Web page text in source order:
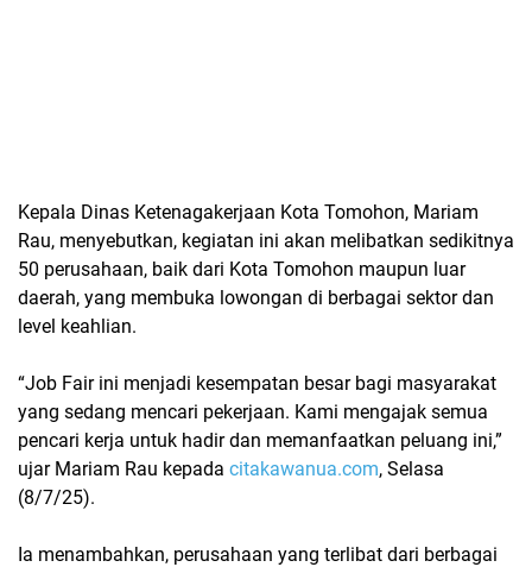
Kepala Dinas Ketenagakerjaan Kota Tomohon, Mariam
Rau, menyebutkan, kegiatan ini akan melibatkan sedikitnya
50 perusahaan, baik dari Kota Tomohon maupun luar
daerah, yang membuka lowongan di berbagai sektor dan
level keahlian.
“Job Fair ini menjadi kesempatan besar bagi masyarakat
yang sedang mencari pekerjaan. Kami mengajak semua
pencari kerja untuk hadir dan memanfaatkan peluang ini,”
ujar Mariam Rau kepada citakawanua.com, Selasa
(8/7/25).
Ia menambahkan, perusahaan yang terlibat dari berbagai